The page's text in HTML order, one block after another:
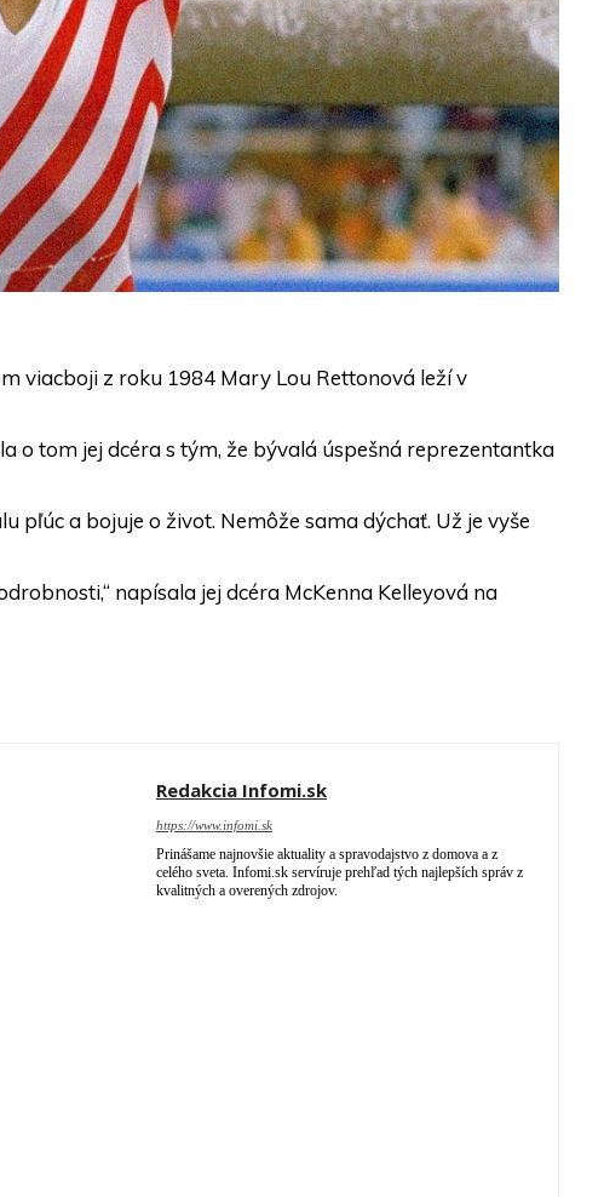
viacboji z roku 1984 Mary Lou Rettonová leží v
o tom jej dcéra s tým, že bývalá úspešná reprezentantka
pľúc a bojuje o život. Nemôže sama dýchať. Už je vyše
napísala jej dcéra McKenna Kelleyová na
Redakcia Infomi.sk
https://www.infomi.sk
Prinášame najnovšie aktuality a spravodajstvo z domova a z
celého sveta. Infomi.sk servíruje prehľad tých najlepších správ z
kvalitných a overených zdrojov.